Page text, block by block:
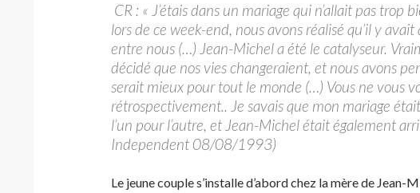
CR : « J’étais dans un mariage qui n’allait pas
lors de ce week-end, nous avons réalisé qu’il y
entre nous (…) Jean-Michel a été le catalyseur.
décidé que nos vies changeraient, et nous avons
serait mieux pour tout le monde (…) Vous ne vous
rétrospectivement.. Je savais que mon mariage
l’un pour l’autre, et Jean-Michel était également
Independent 08/08/1993)
Le jeune couple s’installe d’abord chez la mère de